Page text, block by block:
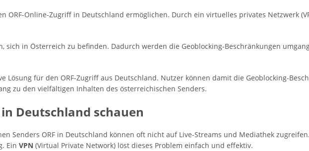
ORF-Online-Zugriff in Deutschland ermöglichen. Durch ein virtuelles privates Netzwerk
sich in Österreich zu befinden. Dadurch werden die Geoblocking-Beschränkungen
Lösung für den ORF-Zugriff aus Deutschland. Nutzer können damit die Geoblocking-
zu den vielfältigen Inhalten des österreichischen Senders.
in Deutschland schauen
Senders ORF in Deutschland können oft nicht auf Live-Streams und Mediathek
Ein VPN (Virtual Private Network) löst dieses Problem einfach und effektiv.